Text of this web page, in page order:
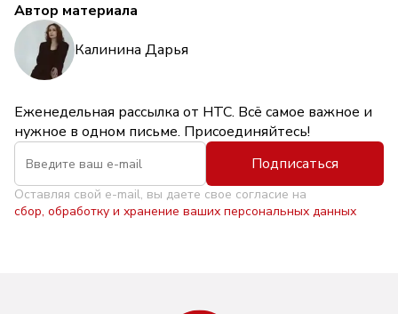
Автор материала
Калинина Дарья
Еженедельная рассылка от НТС. Всё самое важное и
нужное в одном письме. Присоединяйтесь!
Подписаться
Оставляя свой e-mail, вы даете свое согласие на
сбор, обработку и хранение ваших персональных данных